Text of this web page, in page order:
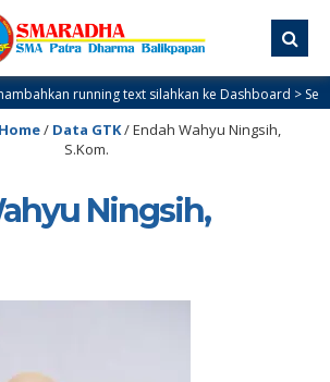
running text silahkan ke Dashboard > Sekilas
/ Data GTK/Endah Wahyu Ningsih,
S.Kom.
Ningsih,